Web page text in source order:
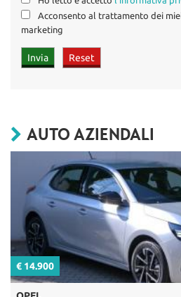
Acconsento al trattamento dei
marketing
AUTO AZIENDALI
€ 14.900